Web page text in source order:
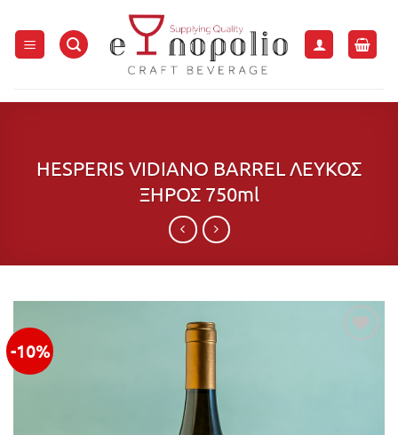
στο
περιεχόμενο
HESPERIS VIDIANO BARREL ΛΕΥΚΟΣ
ΞΗΡΟΣ 750ml
-10%